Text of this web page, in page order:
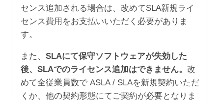
センス追加される場合は、改めてSLA新規ライ
センス費用をお支払いいただく必要がありま
す。
また、 SLAにて保守ソフトウェアが失効した
後、SLAでのライセンス追加はできません。 改
めて全従業員数で ASLA / SLAを新規契約いただ
くか、他の契約形態にてご契約が必要となりま